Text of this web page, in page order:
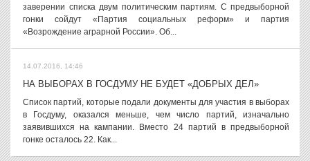
заверении списка двум политическим партиям. С предвыборной
гонки сойдут «Партия социальных реформ» и партия
«Возрождение аграрной России». Об...
14.07.2016, 14:46
НА ВЫБОРАХ В ГОСДУМУ НЕ БУДЕТ «ДОБРЫХ ДЕЛ»
Список партий, которые подали документы для участия в выборах
в Госдуму, оказался меньше, чем число партий, изначально
заявившихся на кампании. Вместо 24 партий в предвыборной
гонке осталось 22. Как...